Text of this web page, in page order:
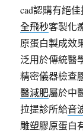
cad認購有絕
全飛秒客製化
原蛋白製成效
泛用於傳統醫
精密儀器檢查
醫減肥屬於中
拉提診所給音
雕塑膠原蛋白